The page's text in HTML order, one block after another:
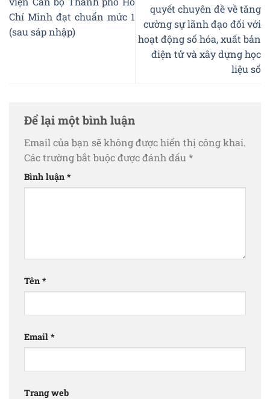
Chí Minh đạt chuẩn mức 1
(sau sáp nhập)
quyết chuyên đề về tăng
cường sự lãnh đạo đối với
hoạt động số hóa, xuất bản
điện tử và xây dựng học
liệu số
Để lại một bình luận
Email của bạn sẽ không được hiển thị công khai.
Các trường bắt buộc được đánh dấu*
Bình luận *
Tên *
Email *
Trang web